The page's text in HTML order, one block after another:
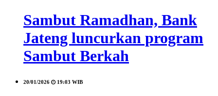
Sambut Ramadhan, Bank
Jateng luncurkan program
Sambut Berkah
20/01/2026 19:03 WIB